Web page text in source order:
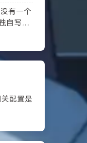
有一个
自写完
配置是